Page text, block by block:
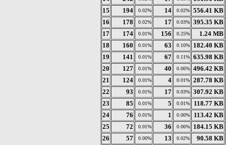
15
194 0.02% 14 0.02%
556.41 KB
16
178 0.02% 17 0.03%
395.35 KB
17
174 0.01% 156 0.25%
1.24 MB
18
160 0.01% 63 0.10%
182.40 KB
19
141 0.01% 67 0.11%
635.98 KB
20
127 0.01% 40 0.06%
496.42 KB
21
124 0.01% 4 0.01%
287.78 KB
22
93 0.01% 17 0.03%
307.92 KB
23
85 0.01% 5 0.01%
118.77 KB
24
76 0.01% 1 0.00%
113.42 KB
25
72 0.01% 36 0.06%
184.15 KB
26
57 0.00% 13 0.02%
90.58 KB